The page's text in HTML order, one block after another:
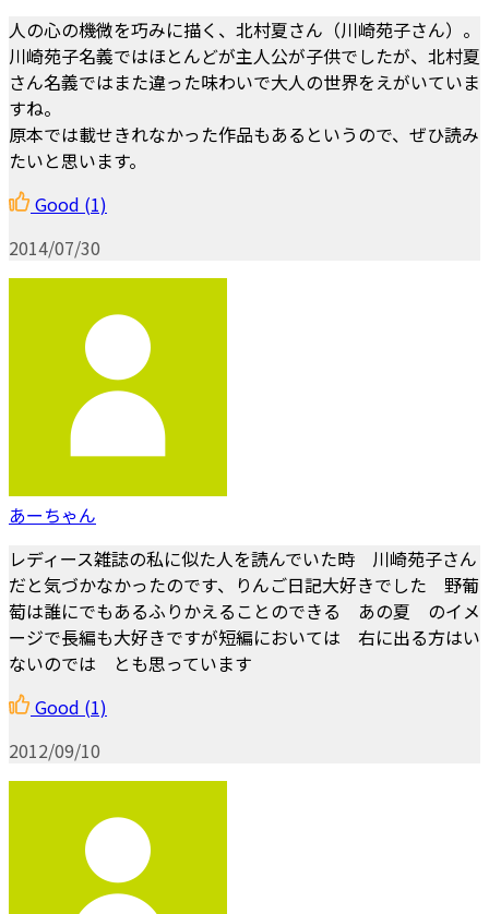
人の心の機微を巧みに描く、北村夏さん（川崎苑子さん）。
川崎苑子名義ではほとんどが主人公が子供でしたが、北村夏
さん名義ではまた違った味わいで大人の世界をえがいていま
すね。
原本では載せきれなかった作品もあるというので、ぜひ読み
たいと思います。
Good (1)
2014/07/30
あーちゃん
レディース雑誌の私に似た人を読んでいた時 川崎苑子さん
だと気づかなかったのです、りんご日記大好きでした 野葡
萄は誰にでもあるふりかえることのできる あの夏 のイメ
ージで長編も大好きですが短編においては 右に出る方はい
ないのでは とも思っています
Good (1)
2012/09/10